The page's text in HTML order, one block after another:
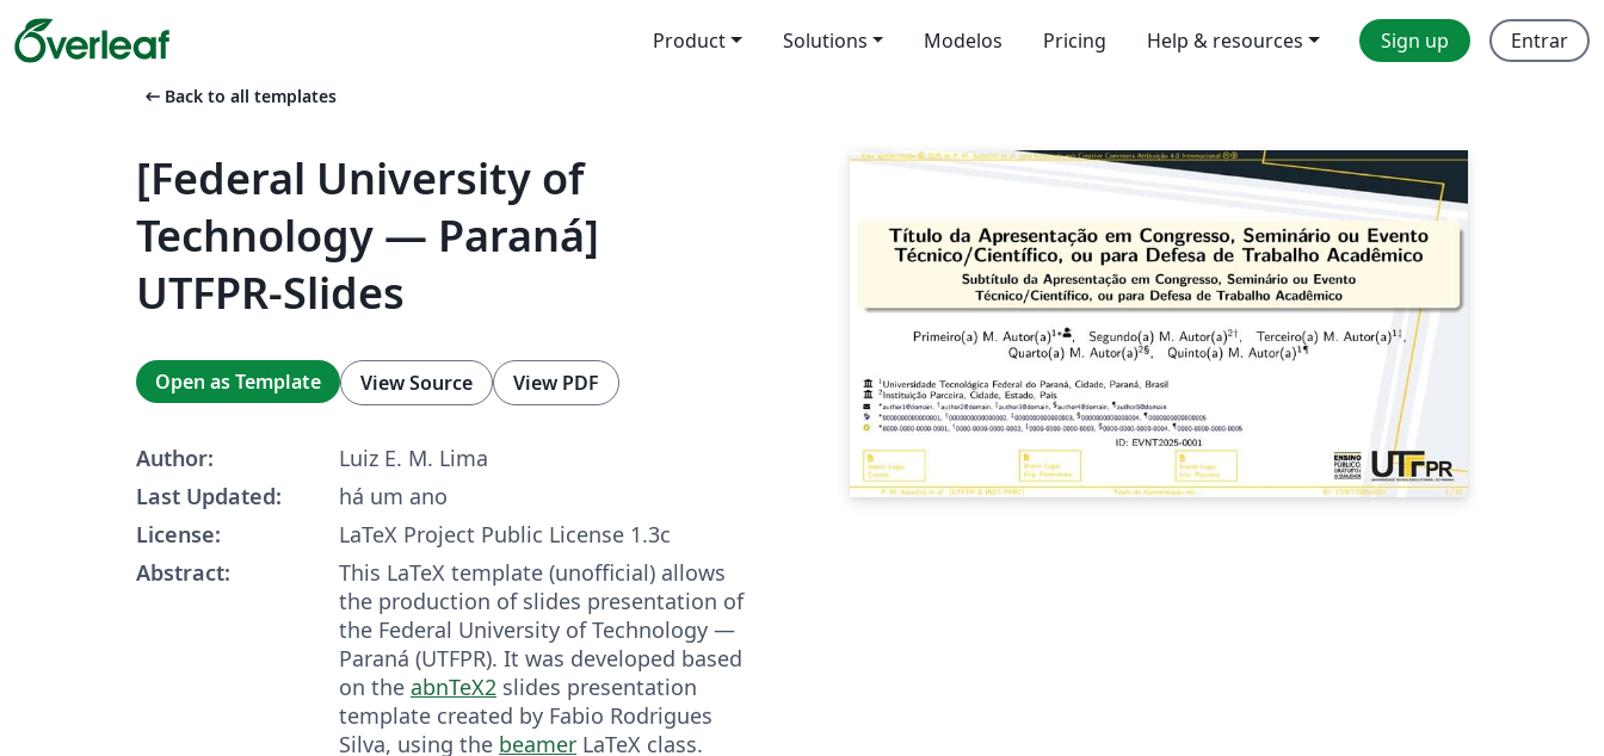
Product Solutions Modelos Pricing Help & resources Sign up Entrar
arrow_left_alt Back to all templates
[Federal University of
Technology — Paraná]
UTFPR-Slides
Open as Template View Source View PDF
Author:
Luiz E. M. Lima
Last Updated:
há um ano
License:
LaTeX Project Public License 1.3c
Abstract:
This LaTeX template (unofficial) allows
the production of slides presentation of
the Federal University of Technology —
Paraná (UTFPR). It was developed based
on the abnTeX2 slides presentation
template created by Fabio Rodrigues
Silva, using the beamer LaTeX class.